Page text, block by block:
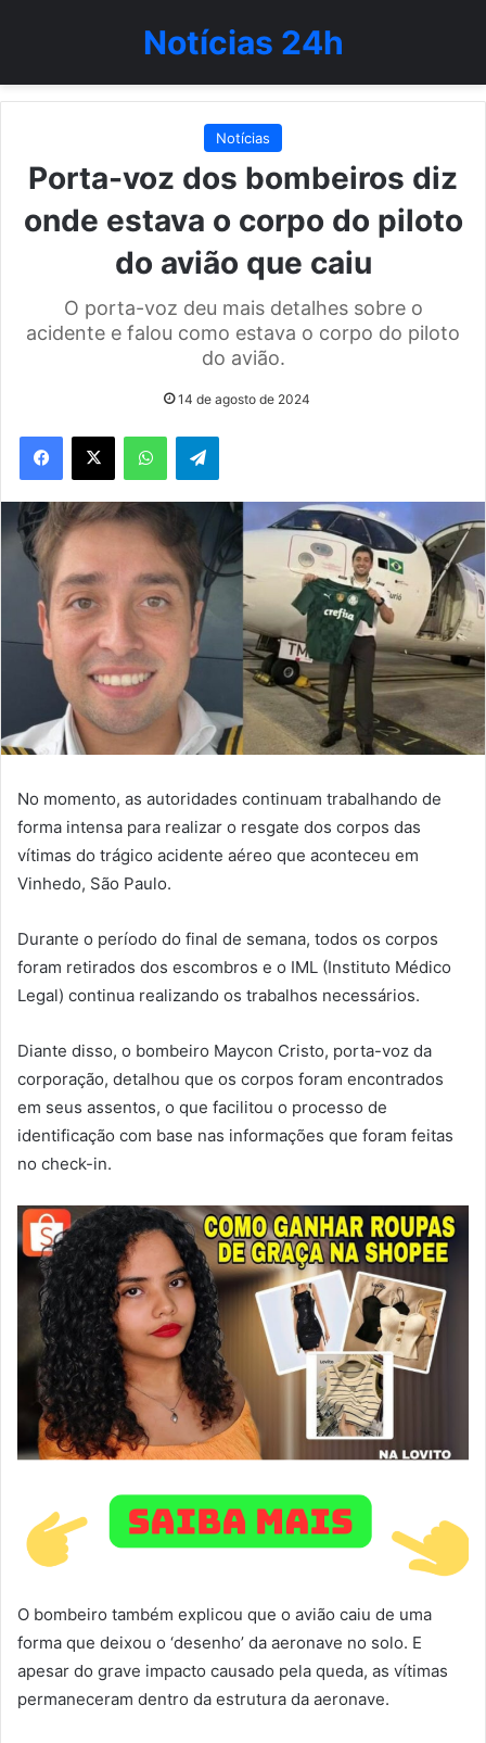
Notícias 24h
Notícias
Porta-voz dos bombeiros diz
onde estava o corpo do piloto
do avião que caiu
O porta-voz deu mais detalhes sobre o
acidente e falou como estava o corpo do piloto
do avião.
14 de agosto de 2024
WhatsAppTelegram
No momento, as autoridades continuam trabalhando de
forma intensa para realizar o resgate dos corpos das
vítimas do trágico acidente aéreo que aconteceu em
Vinhedo, São Paulo.
Durante o período do final de semana, todos os corpos
foram retirados dos escombros e o IML (Instituto Médico
Legal) continua realizando os trabalhos necessários.
Diante disso, o bombeiro Maycon Cristo, porta-voz da
corporação, detalhou que os corpos foram encontrados
em seus assentos, o que facilitou o processo de
identificação com base nas informações que foram feitas
no check-in.
O bombeiro também explicou que o avião caiu de uma
forma que deixou o ‘desenho’ da aeronave no solo. E
apesar do grave impacto causado pela queda, as vítimas
permaneceram dentro da estrutura da aeronave.